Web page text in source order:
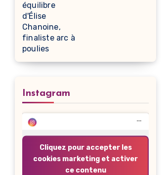
équilibre
d'Élise
Chanoine,
finaliste arc à
poulies
Instagram
Cliquez pour accepter les
cookies marketing et activer
ce contenu